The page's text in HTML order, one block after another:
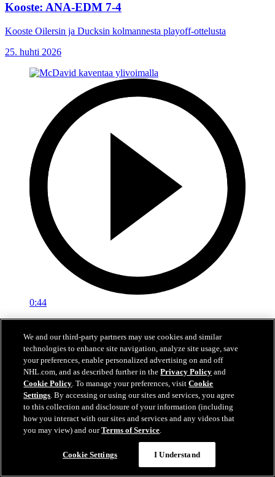
Kooste: ANA-EDM 7-4
Kooste Oilersin ja Ducksin kolmannesta playoff-ottelusta
25. huhti 2026
0:44
ANA-EDM: McDavid tuo Oilersin maalin päähän ylivoimalla
päätöserässä
25. huhti 2026
We and our third-party partners may use cookies and similar
technologies to enhance site navigation, analyze site usage, save
your preferences, enable personalized advertising on and off
NHL.com, and as described further in thePrivacy Policy and
Cookie Policy. To manage your preferences, visitCookie
Settings. By accessing or using our sites and services, you agree
to this collection and disclosure of your information (including
how you interact with our sites and services and any videos that
you may view) and ourTerms of Service.
Cookie Settings I Understand